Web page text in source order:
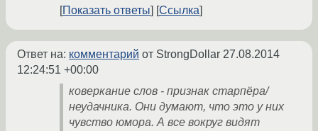
Показать ответы Ссылка
Ответ на: комментарий от StrongDollar 27.08.2014
12:24:51 +00:00
коверкание слов - признак старпёра/
неудачника. Они думают, что это у них
чувство юмора. А все вокруг видят